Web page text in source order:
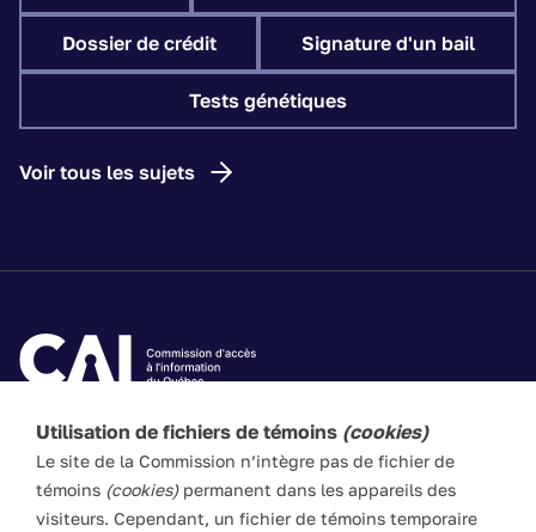
Utilisation de fichiers de témoins (cookies)
Le site de la Commission n’intègre pas de fichier de
témoins (cookies)permanent dans les appareils des
visiteurs. Cependant, un fichier de témoins temporaire
Dossier de crédit Signature d'un bail
Tests génétiques
Voir tous les sujets
Les textes de ce site Web visent à vulgariser les lois
applicables. Ils n’ont pas force de loi. En cas de divergence
entre l’information du site et les textes législatifs, ces
derniers prévalent en toute circonstance.